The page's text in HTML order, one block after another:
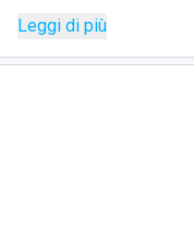
IBagni Miramare
Fitzgerald Kennedy
Leggi di più